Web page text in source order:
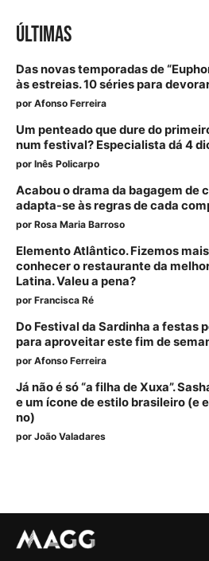
ÚLTIMAS
Das novas temporadas de
às estreias. 10 séries para
por Afonso Ferreira
Um penteado que dure do
num festival? Especialista dá 4
por Inês Policarpo
Acabou o drama da bagagem de
adapta-se às regras de cada
por Rosa Maria Barroso
Elemento Atlântico. Fizemos
conhecer o restaurante da
Latina. Valeu a pena?
por Francisca Ré
Do Festival da Sardinha a festas
para aproveitar este fim de
por Afonso Ferreira
Já não é só “a filha de Xuxa”.
e um ícone de estilo brasileiro (e
no)
por João Valadares